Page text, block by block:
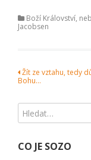
Boží Království,
Jacobsen
Navigace
příspěvek
Žít ze vztahu, tedy
Bohu…
CO JE SOZO